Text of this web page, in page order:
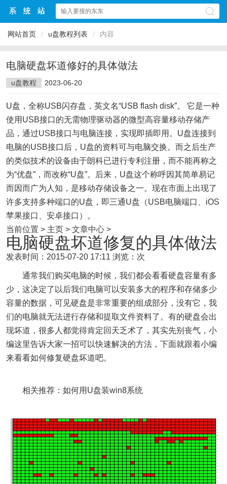
网站首页 / u盘教程列表 / 内容
电脑硬盘坏道修好的具体做法
u盘教程 2023-06-20
U盘，全称USB闪存盘，英文名“USB flash disk”。 它是一种
使用USB接口的无需物理驱动器的微型高容量移动存储产
品，通过USB接口与电脑连接，实现即插即用。U盘连接到
电脑的USB接口后，U盘的资料可与电脑交换。而之后生产
的类似技术的设备由于朗科已进行专利注册，而不能再称之
为“优盘”，而改称“U盘”。后来，U盘这个称呼因其简单易记
而因而广为人知，是移动存储设备之一。现在市面上出现了
许多支持多种端口的U盘，即三通U盘（USB电脑端口、iOS
苹果接口、安卓接口）。
当前位置 > 主页 > 文章中心 >
电脑硬盘坏道修复的具体做法
发表时间：2015-07-20 17:11 浏览：次
通常我们购买电脑的时候，我们都会看看硬盘容量有多
少，这决定了以后我们电脑可以安装多大的程序和存储多少
容量的数据，可见硬盘是非常重要的组成部分，没有它，我
们的电脑就无法进行存储和提取文件资料了。有的硬盘会出
现坏道，很多人都觉得肯定回天乏术了，其实先别丧气，小
编这里告诉大家一招可以快速解决的方法，下面就跟着小编
来看看如何修复硬盘坏道吧。
相关推荐：如何用U盘装win8系统